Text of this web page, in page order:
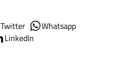
Twitter
Whatsapp
LinkedIn